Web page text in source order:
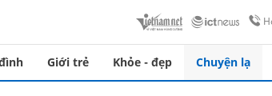
Giới trẻ Khỏe - đẹp Chuyện lạ